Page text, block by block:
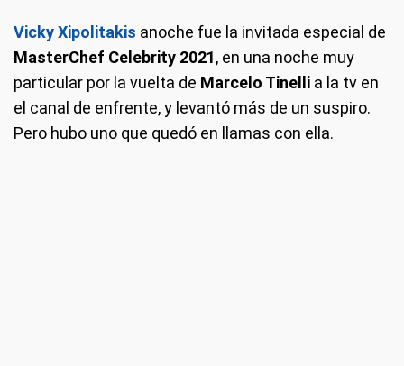
Vicky Xipolitakis anoche fue la invitada especial de
MasterChef Celebrity 2021, en una noche muy
particular por la vuelta de Marcelo Tinelli a la tv en
el canal de enfrente, y levantó más de un suspiro.
Pero hubo uno que quedó en llamas con ella.